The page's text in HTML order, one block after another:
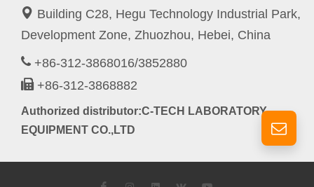
Building C28, Hegu Technology Industrial Park,
Development Zone, Zhuozhou, Hebei, China
+86-312-3868016/3852880
+86-312-3868882
Authorized distributor:C-TECH LABORATORY
EQUIPMENT CO.,LTD